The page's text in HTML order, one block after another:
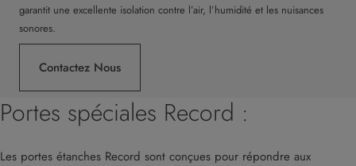
garantit une excellente isolation contre l’air, l’humidité et les nuisances
sonores.
Contactez Nous
Portes spéciales Record :
Les portes étanches Record sont conçues pour répondre aux